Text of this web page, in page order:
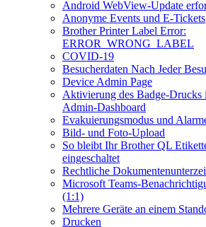
Android WebView-Update
Anonyme Events und E-Tickets
Brother Printer Label Error:
ERROR_WRONG_LABEL
COVID-19
Besucherdaten Nach Jeder
Device Admin Page
Aktivierung des Badge-
Admin-Dashboard
Evakuierungsmodus und
Bild- und Foto-Upload
So bleibt Ihr Brother QL
eingeschaltet
Rechtliche
Microsoft Teams-
(1:1)
Mehrere Geräte an einem
Drucken